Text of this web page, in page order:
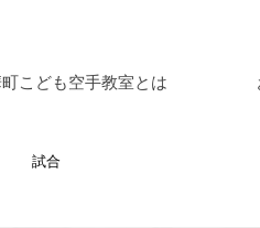
こども空手教室とは
試合